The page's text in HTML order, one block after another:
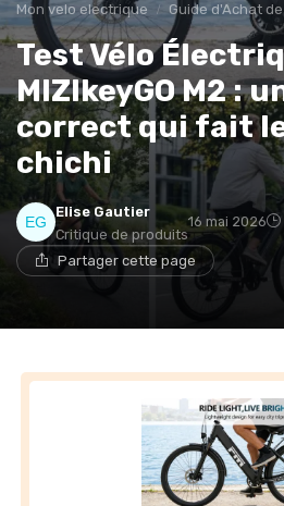
Mon velo electrique Guide d'Achat de
Test Vélo
MIZIkeyGO M2 :
correct qui fait
chichi
Elise Gautier
Critique de produits
16 mai 2026
Partager cette page